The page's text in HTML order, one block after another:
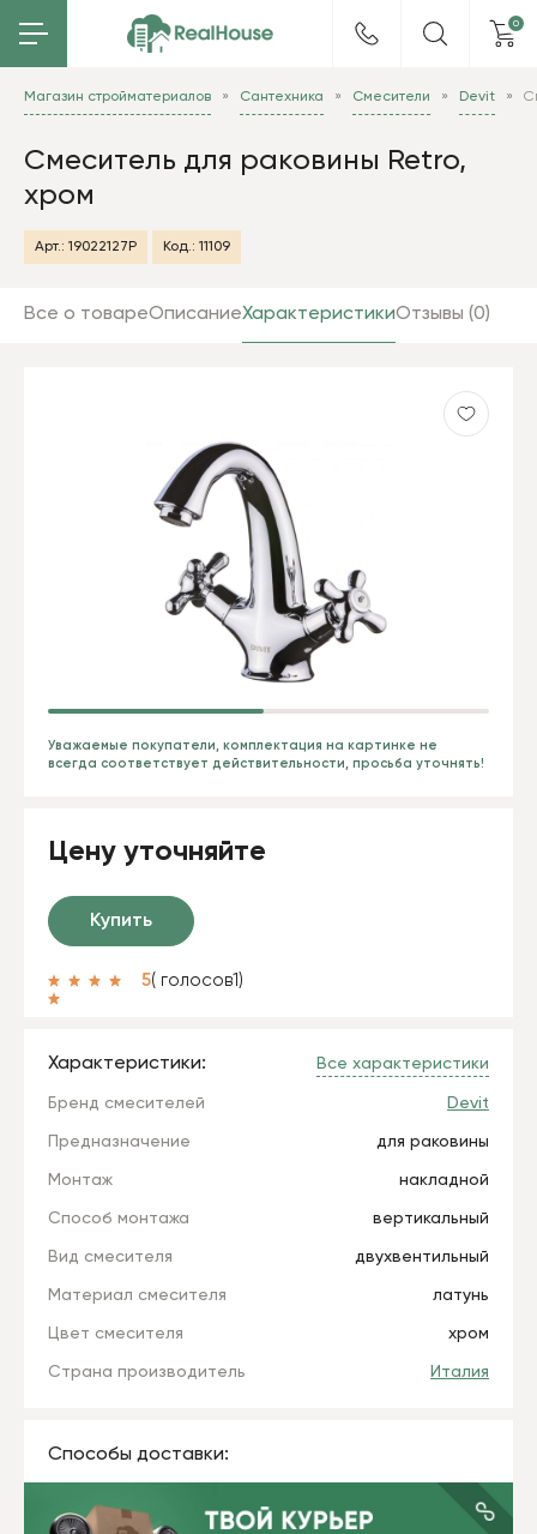
0
Магазин стройматериалов Сантехника Смесители Devit
Смеситель для раковины Retro,
хром
Арт.: 19022127P Код.: 11109
Все о товареОписаниеХарактеристикиОтзывы (0)
Уважаемые покупатели, комплектация на картинке не
всегда соответствует действительности, просьба уточнять!
Цену уточняйте
Купить
5( голосов1 )
Характеристики: Все характеристики
Бренд смесителей Devit
Предназначение для раковины
Монтаж накладной
Способ монтажа вертикальный
Вид смесителя двухвентильный
Материал смесителя латунь
Цвет смесителя хром
Страна производитель Италия
Способы доставки: